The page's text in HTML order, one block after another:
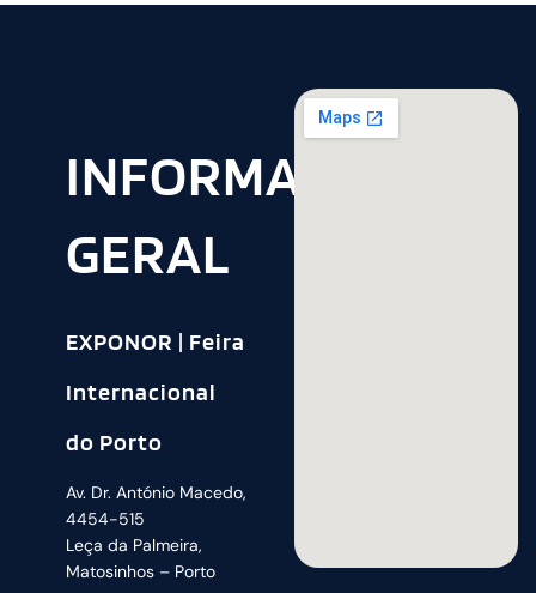
INFORMAÇÃO
GERAL
EXPONOR | Feira
Internacional
do Porto
Av. Dr. António Macedo,
4454-515
Leça da Palmeira,
Matosinhos – Porto